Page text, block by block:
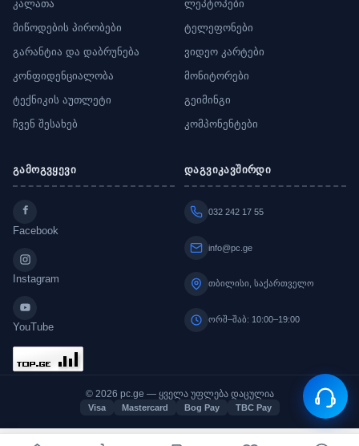
კალათა
მიწოდების პირობები
გარანტია და დაბრუნება
კონფიდენციალობა
ტექნიკის აუთლეტი
ჩვენ შესახებ
ლეპტოპები
ტელეფონები
ვიდეო კარტები
მონიტორები
გეიმინგი
კომპონენტები
გამოგვყევი
Facebook
Instagram
YouTube
დაგვიკავშირდი
032 242 17 55
info@pc.ge
თბილისი, საქართველო
ორშ–შაბ: 10:00–19:00
© 2026 pc.ge — ყველა უფლება დაცულია
Visa Mastercard Bog Pay TBC Pay